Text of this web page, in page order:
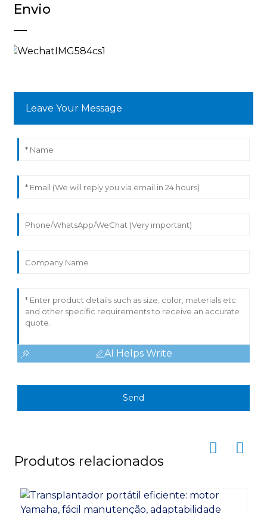
Envio
Leave Your Message
AI Helps Write
Send
Produtos relacionados